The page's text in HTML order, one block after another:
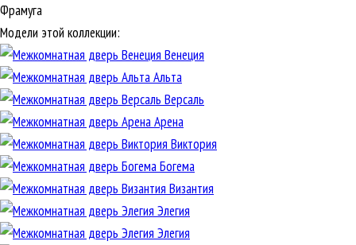
Фрамуга
Модели этой коллекции:
Венеция
Альта
Версаль
Арена
Виктория
Богема
Византия
Элегия
Элегия